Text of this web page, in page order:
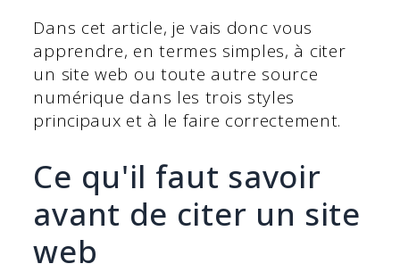
Dans cet article, je vais donc vous
apprendre, en termes simples, à citer
un site web ou toute autre source
numérique dans les trois styles
principaux et à le faire correctement.
Ce qu'il faut savoir
avant de citer un site
web